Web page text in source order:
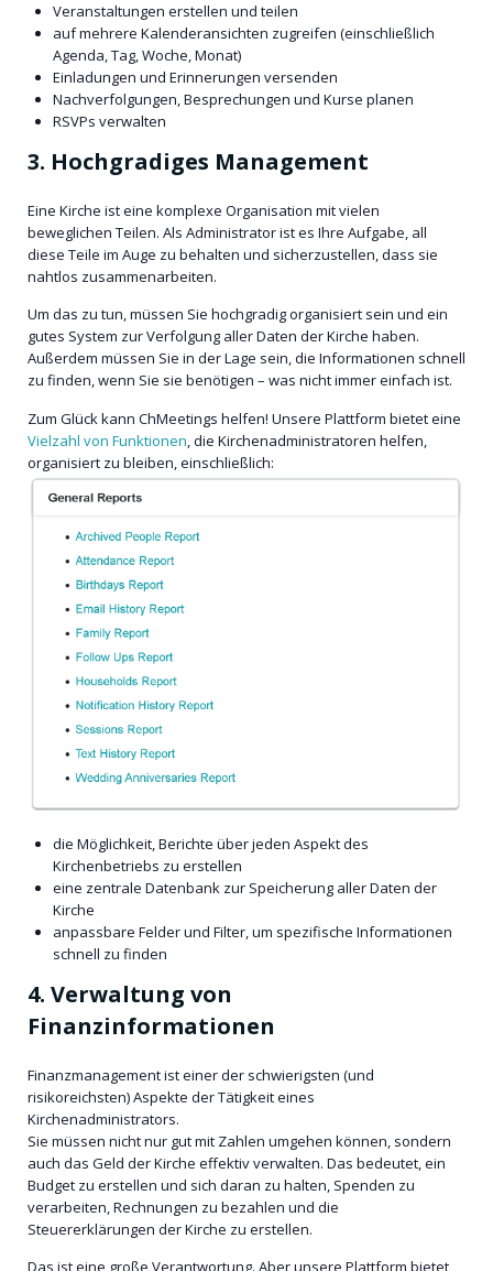
Veranstaltungen erstellen und teilen
auf mehrere Kalenderansichten zugreifen (einschließlich
Agenda, Tag, Woche, Monat)
Einladungen und Erinnerungen versenden
Nachverfolgungen, Besprechungen und Kurse planen
RSVPs verwalten
3. Hochgradiges Management
Eine Kirche ist eine komplexe Organisation mit vielen
beweglichen Teilen. Als Administrator ist es Ihre Aufgabe, all
diese Teile im Auge zu behalten und sicherzustellen, dass sie
nahtlos zusammenarbeiten.
Um das zu tun, müssen Sie hochgradig organisiert sein und ein
gutes System zur Verfolgung aller Daten der Kirche haben.
Außerdem müssen Sie in der Lage sein, die Informationen schnell
zu finden, wenn Sie sie benötigen – was nicht immer einfach ist.
Zum Glück kann ChMeetings helfen! Unsere Plattform bietet eine
Vielzahl von Funktionen, die Kirchenadministratoren helfen,
organisiert zu bleiben, einschließlich:
die Möglichkeit, Berichte über jeden Aspekt des
Kirchenbetriebs zu erstellen
eine zentrale Datenbank zur Speicherung aller Daten der
Kirche
anpassbare Felder und Filter, um spezifische Informationen
schnell zu finden
4. Verwaltung von
Finanzinformationen
Finanzmanagement ist einer der schwierigsten (und
risikoreichsten) Aspekte der Tätigkeit eines
Kirchenadministrators.
Sie müssen nicht nur gut mit Zahlen umgehen können, sondern
auch das Geld der Kirche effektiv verwalten. Das bedeutet, ein
Budget zu erstellen und sich daran zu halten, Spenden zu
verarbeiten, Rechnungen zu bezahlen und die
Steuererklärungen der Kirche zu erstellen.